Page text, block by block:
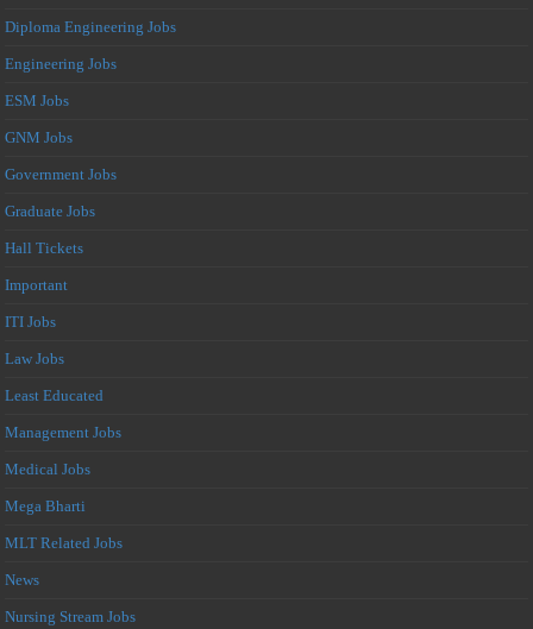
Diploma Engineering Jobs
Engineering Jobs
ESM Jobs
GNM Jobs
Government Jobs
Graduate Jobs
Hall Tickets
Important
ITI Jobs
Law Jobs
Least Educated
Management Jobs
Medical Jobs
Mega Bharti
MLT Related Jobs
News
Nursing Stream Jobs